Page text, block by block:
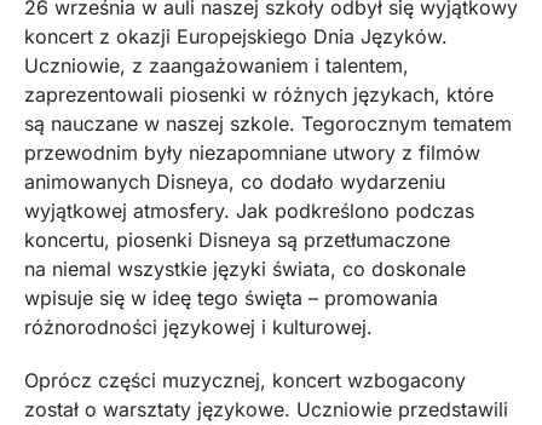
26 września w auli naszej szkoły odbył się wyjątkowy
koncert z okazji Europejskiego Dnia Języków.
Uczniowie, z zaangażowaniem i talentem,
zaprezentowali piosenki w różnych językach, które
są nauczane w naszej szkole. Tegorocznym tematem
przewodnim były niezapomniane utwory z filmów
animowanych Disneya, co dodało wydarzeniu
wyjątkowej atmosfery. Jak podkreślono podczas
koncertu, piosenki Disneya są przetłumaczone
na niemal wszystkie języki świata, co doskonale
wpisuje się w ideę tego święta – promowania
różnorodności językowej i kulturowej.
Oprócz części muzycznej, koncert wzbogacony
został o warsztaty językowe. Uczniowie przedstawili